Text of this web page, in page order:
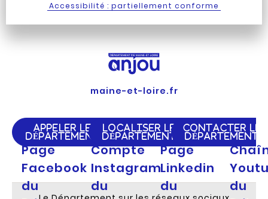
Accessibilité : partiellement conforme
maine-et-loire.fr
APPELER LE
DÉPARTEMENT
LOCALISER LE
DÉPARTEMENT
CONTACTER LE
DÉPARTEMENT
Page
Facebook
du
Compte
Instagram
du
Page
Linkedin
du
du